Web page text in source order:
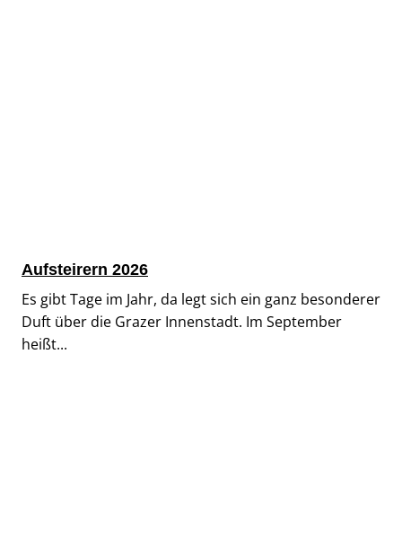
Aufsteirern 2026
Es gibt Tage im Jahr, da legt sich ein ganz besonderer
Duft über die Grazer Innenstadt. Im September
heißt...